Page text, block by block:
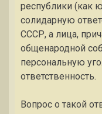
республики (как
солидарную
СССР, а лица,
общенародной
персональную
ответственность.
Вопрос о такой